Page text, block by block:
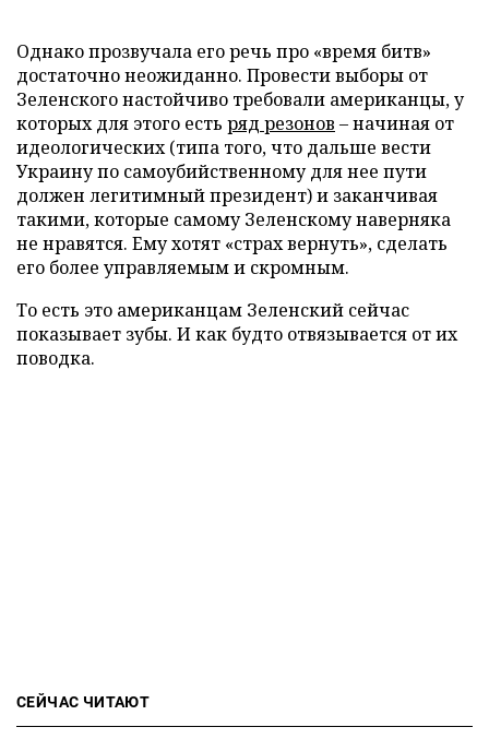
Однако прозвучала его речь про «время битв»
достаточно неожиданно. Провести выборы от
Зеленского настойчиво требовали американцы, у
которых для этого есть ряд резонов – начиная от
идеологических (типа того, что дальше вести
Украину по самоубийственному для нее пути
должен легитимный президент) и заканчивая
такими, которые самому Зеленскому наверняка
не нравятся. Ему хотят «страх вернуть», сделать
его более управляемым и скромным.
То есть это американцам Зеленский сейчас
показывает зубы. И как будто отвязывается от их
поводка.
СЕЙЧАС ЧИТАЮТ